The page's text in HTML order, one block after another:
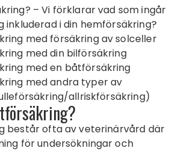
– Vi förklarar vad som ingår
inkluderad i din hemförsäkring?
med försäkring av solceller
med din bilförsäkring
med en båtförsäkring
med andra typer av
allriskförsäkring)
består ofta av veterinärvård där
för undersökningar och